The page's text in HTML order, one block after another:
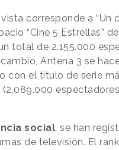
corresponde a “Un
“Cine 5 Estrellas”
total de 2.155.000
cambio, Antena 3 se
con el título de serie
espectadores
social, se han
de televisión. El